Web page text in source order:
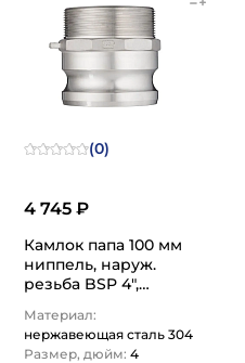
(0)
4 745 ₽
Камлок папа 100 мм
ниппель, наруж.
резьба BSP 4",
TITAN LOCK
Материал:
нержавеющая сталь 304
Размер, дюйм: 4